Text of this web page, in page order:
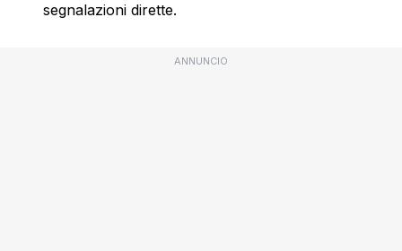
segnalazioni dirette.
ANNUNCIO